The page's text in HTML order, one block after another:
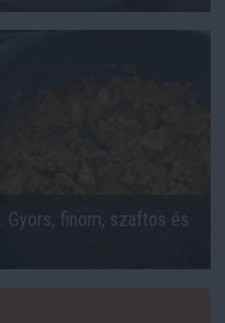
Gyors, finom, szaftos és